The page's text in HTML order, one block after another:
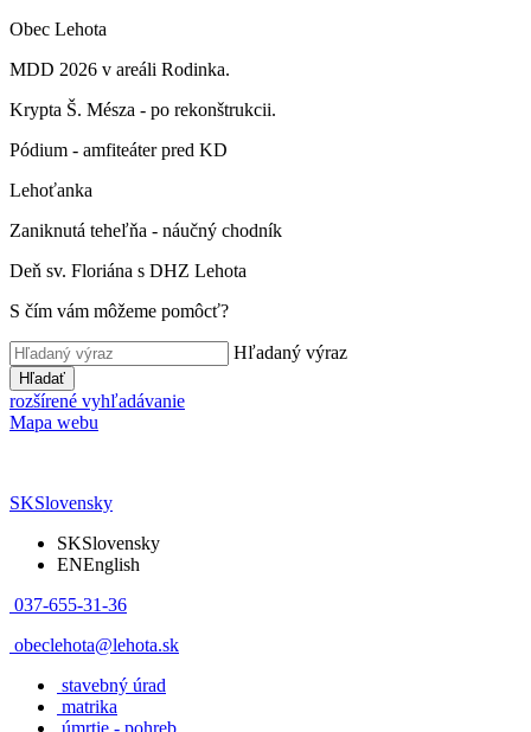
Obec Lehota
MDD 2026 v areáli Rodinka.
Krypta Š. Mésza - po rekonštrukcii.
Pódium - amfiteáter pred KD
Lehoťanka
Zaniknutá teheľňa - náučný chodník
Deň sv. Floriána s DHZ Lehota
S čím vám môžeme pomôcť?
Hľadaný výraz
Hľadať
rozšírené vyhľadávanie
Mapa webu
SKSlovensky
SKSlovensky
ENEnglish
037-655-31-36
obeclehota@lehota.sk
stavebný úrad
matrika
úmrtie - pohreb